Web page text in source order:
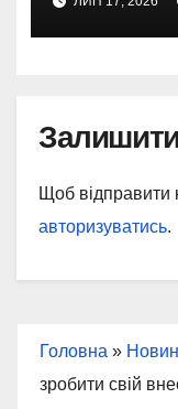
магазинів
Залишити
Щоб відправити
авторизуватись.
Головна »
зробити свій